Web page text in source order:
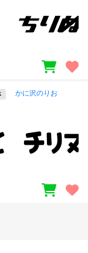
かに沢のりお